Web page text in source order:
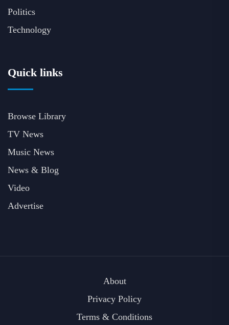
Politics
Technology
Quick links
Browse Library
TV News
Music News
News & Blog
Video
Advertise
About
Privacy Policy
Terms & Conditions